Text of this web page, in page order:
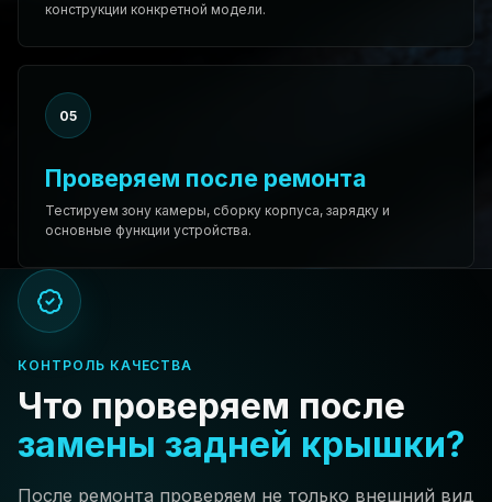
конструкции конкретной модели.
05
Проверяем после ремонта
Тестируем зону камеры, сборку корпуса, зарядку и
основные функции устройства.
КОНТРОЛЬ КАЧЕСТВА
Что проверяем после
замены задней крышки?
После ремонта проверяем не только внешний вид